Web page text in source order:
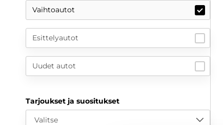
Vaihtoautot
Esittelyautot
Uudet autot
Tarjoukset ja suositukset
Valitse